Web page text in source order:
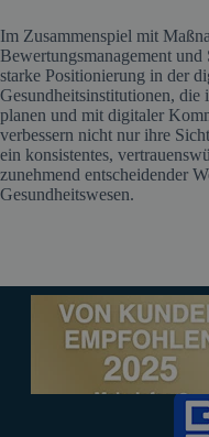
Im Zusammenspiel mit
Bewertungsmanagement
starke Positionierung in der
Gesundheitsinstitutionen, die
planen und mit digitaler
verbessern nicht nur ihre
ein konsistentes,
zunehmend entscheidender
Gesundheitswesen.